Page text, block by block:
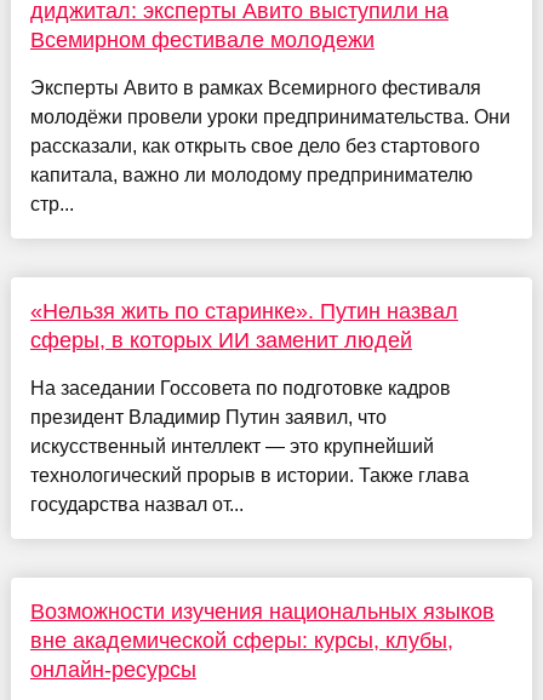
диджитал: эксперты Авито выступили на
Всемирном фестивале молодежи
Эксперты Авито в рамках Всемирного фестиваля
молодёжи провели уроки предпринимательства. Они
рассказали, как открыть свое дело без стартового
капитала, важно ли молодому предпринимателю
стр...
«Нельзя жить по старинке». Путин назвал
сферы, в которых ИИ заменит людей
На заседании Госсовета по подготовке кадров
президент Владимир Путин заявил, что
искусственный интеллект — это крупнейший
технологический прорыв в истории. Также глава
государства назвал от...
Возможности изучения национальных языков
вне академической сферы: курсы, клубы,
онлайн-ресурсы